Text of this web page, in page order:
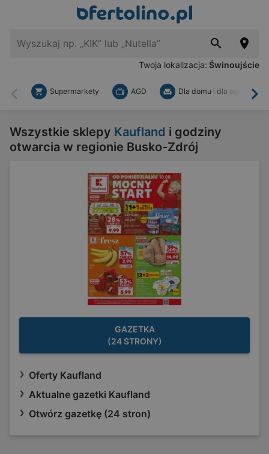
Twoja lokalizacja: Świnoujście
Wstecz
Supermarkety AGD Dla domu i dla ogrodu
Wszystkie sklepy Kaufland i godziny
otwarcia w regionie Busko-Zdrój
GAZETKA
(24 STRONY)
Oferty Kaufland
Aktualne gazetki Kaufland
Otwórz gazetkę (24 stron)